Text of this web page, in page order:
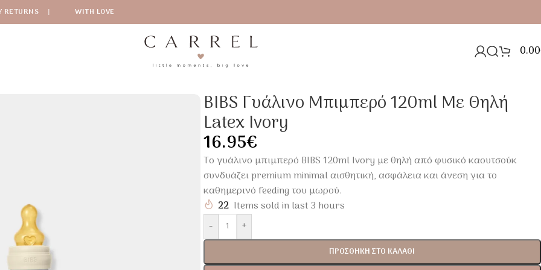
RETURNS | WITH LOVE
0.00
BIBS Γυάλινο Μπιμπερό 120ml Με Θηλή
Latex Ivory
16.95€
Το γυάλινο μπιμπερό BIBS 120ml Ivory με θηλή από φυσικό καουτσούκ
συνδυάζει premium minimal αισθητική, ασφάλεια και άνεση για το
καθημερινό feeding του μωρού.
22 Items sold in last 3 hours
-
+
ΠΡΟΣΘΉΚΗ ΣΤΟ ΚΑΛΆΘΙ